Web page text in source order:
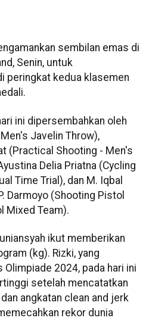
sembilan emas di
Senin, untuk
peringkat kedua klasemen
ini dipersembahkan oleh
Javelin Throw),
(Practical Shooting - Men's
Delia Priatna (Cycling
Time Trial), dan M. Iqbal
Darmoyo (Shooting Pistol
Mixed Team).
ikut memberikan
(kg). Rizki, yang
2024, pada hari ini
setelah mencatatkan
angkatan clean and jerk
rekor dunia